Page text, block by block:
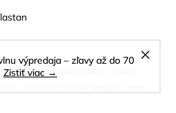
výpredaja – zľavy až do 70
Zistiť viac →
práčke pri maximálnej teplote
žehliť pri nízkej teplote max